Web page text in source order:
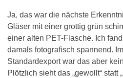
Ja, das war die nächste
Gläser mit einer grottig grün
einer alten PET-Flasche. Ich
damals fotografisch spannend.
Standardexport war das aber
Plötzlich sieht das „gewollt“ statt